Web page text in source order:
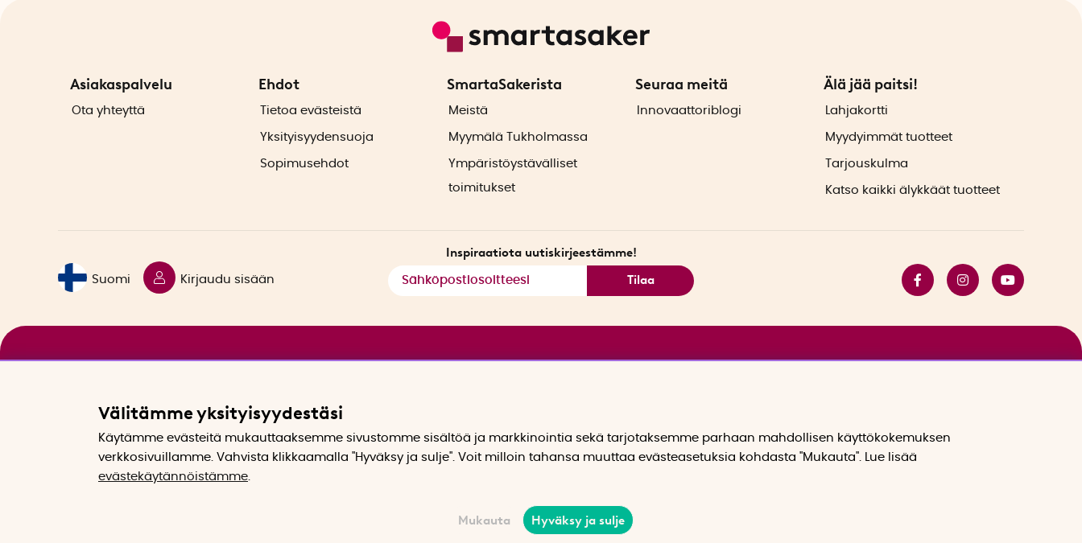
Asiakaspalvelu
Ota yhteyttä
Ehdot
Tietoa evästeistä
Yksityisyydensuoja
Sopimusehdot
SmartaSakerista
Meistä
Myymälä Tukholmassa
Ympäristöystävälliset
toimitukset
Seuraa meitä
Innovaattoriblogi
Älä jää paitsi!
Lahjakortti
Myydyimmät tuotteet
Tarjouskulma
Katso kaikki älykkäät tuotteet
Suomi Kirjaudu sisään
Inspiraatiota uutiskirjeestämme!
Tilaa
Välitämme yksityisyydestäsi
Käytämme evästeitä mukauttaaksemme sivustomme sisältöä ja markkinointia sekä tarjotaksemme parhaan mahdollisen käyttökokemuksen
verkkosivuillamme. Vahvista klikkaamalla "Hyväksy ja sulje". Voit milloin tahansa muuttaa evästeasetuksia kohdasta "Mukauta". Lue lisää
evästekäytännöistämme
Mukauta Hyväksy ja sulje